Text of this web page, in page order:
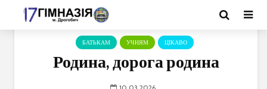
БАТЬКАМ УЧНЯМ ЦІКАВО
Родина, дорога родина